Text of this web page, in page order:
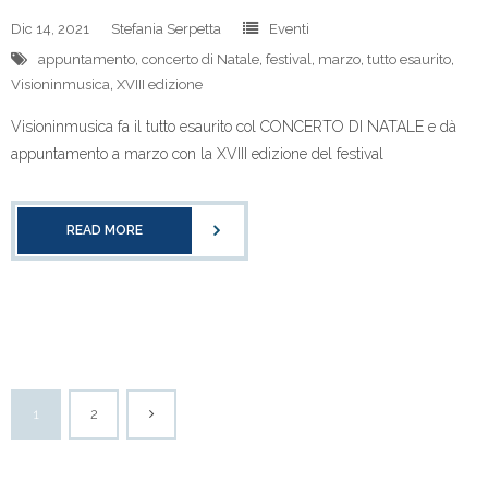
Dic 14, 2021 Stefania Serpetta
Eventi
appuntamento, concerto di Natale, festival, marzo, tutto esaurito,
Visioninmusica, XVIII edizione
Visioninmusica fa il tutto esaurito col CONCERTO DI NATALE e dà
appuntamento a marzo con la XVIII edizione del festival
READ MORE
1 2